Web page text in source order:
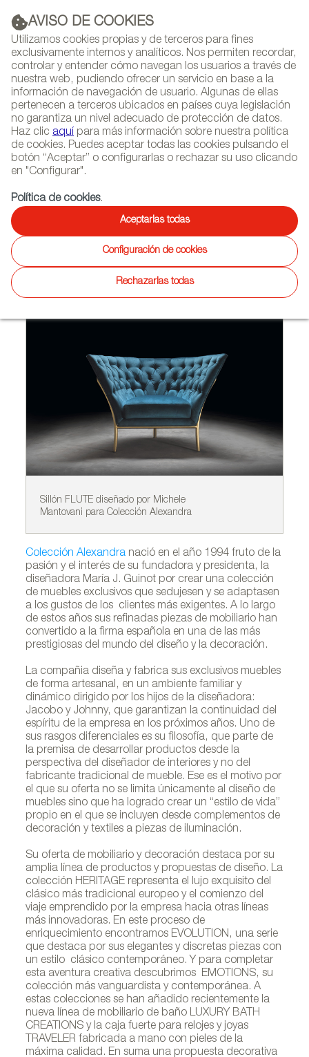
AVISO DE COOKIES
Utilizamos cookies propias y de terceros para fines
exclusivamente internos y analíticos. Nos permiten recordar,
controlar y entender cómo navegan los usuarios a través de
nuestra web, pudiendo ofrecer un servicio en base a la
información de navegación de usuario. Algunas de ellas
pertenecen a terceros ubicados en países cuya legislación
no garantiza un nivel adecuado de protección de datos.
Haz clic aquí para más información sobre nuestra política
de cookies. Puedes aceptar todas las cookies pulsando el
botón “Aceptar” o configurarlas o rechazar su uso clicando
en "Configurar".
Política de cookies.
Aceptarlas todas
Configuración de cookies
Rechazarlas todas
PUBLICIDAD
(+34) 913 497 100 |
NEWSLETTER
AGENDA
COLECCIÓN ALEXANDRA
Sillón FLUTE diseñado por Michele
Mantovani para Colección Alexandra
Colección Alexandra nació en el año 1994 fruto de la
pasión y el interés de su fundadora y presidenta, la
diseñadora María J. Guinot por crear una colección
de muebles exclusivos que sedujesen y se adaptasen
a los gustos de los clientes más exigentes. A lo largo
de estos años sus refinadas piezas de mobiliario han
convertido a la firma española en una de las más
prestigiosas del mundo del diseño y la decoración.
La compañia diseña y fabrica sus exclusivos muebles
de forma artesanal, en un ambiente familiar y
dinámico dirigido por los hijos de la diseñadora:
Jacobo y Johnny, que garantizan la continuidad del
espíritu de la empresa en los próximos años. Uno de
sus rasgos diferenciales es su filosofía, que parte de
la premisa de desarrollar productos desde la
perspectiva del diseñador de interiores y no del
fabricante tradicional de mueble. Ese es el motivo por
el que su oferta no se limita únicamente al diseño de
muebles sino que ha logrado crear un “estilo de vida”
propio en el que se incluyen desde complementos de
decoración y textiles a piezas de iluminación.
Su oferta de mobiliario y decoración destaca por su
amplia línea de productos y propuestas de diseño. La
colección HERITAGE representa el lujo exquisito del
clásico más tradicional europeo y el comienzo del
viaje emprendido por la empresa hacia otras líneas
más innovadoras. En este proceso de
enriquecimiento encontramos EVOLUTION, una serie
que destaca por sus elegantes y discretas piezas con
un estilo clásico contemporáneo. Y para completar
esta aventura creativa descubrimos EMOTIONS, su
colección más vanguardista y contemporánea. A
estas colecciones se han añadido recientemente la
nueva línea de mobiliario de baño LUXURY BATH
CREATIONS y la caja fuerte para relojes y joyas
TRAVELER fabricada a mano con pieles de la
máxima calidad. En suma una propuesta decorativa